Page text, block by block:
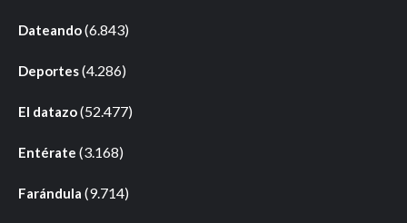
Dateando(6.843)
Deportes(4.286)
El datazo(52.477)
Entérate (3.168)
Farándula (9.714)